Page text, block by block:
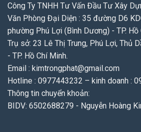
Công Ty TNHH Tư Vấn Đầu Tư Xây
Văn Phòng Đại Diện : 35 đường D6
phường Phú Lợi (Bình Dương) - TP. Hồ
Trụ sở: 23 Lê Thị Trung, Phú Lợi, Thủ
- TP. Hồ Chí Minh.
Email : kimtrongphat@gmail.com
Hotline : 0977443232 – kinh doanh :
Thông tin chuyển khoản:
BIDV: 6502688279 - Nguyễn Hoàng